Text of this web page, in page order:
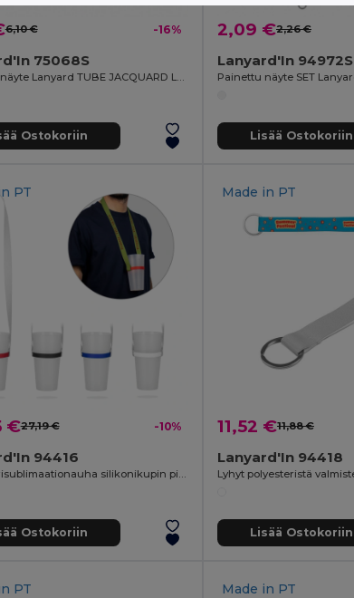
6,10 € -16%
75068S
Ostokoriin
2,09 €2,26 €
Lanyard'In 94972S
Lisää Ostokoriin
PT
€27,19 € -10%
94416
Polyesterisublimaationauha silikonikupin pidikkeellä
Ostokoriin
Made in PT
11,52 €11,88 €
Lanyard'In 94418
Lisää Ostokoriin
PT Made in PT